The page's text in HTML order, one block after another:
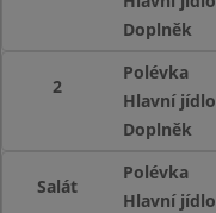
Doplněk
2
Polévka
Hlavní jídlo
Doplněk
Salát
Polévka
Hlavní jídlo